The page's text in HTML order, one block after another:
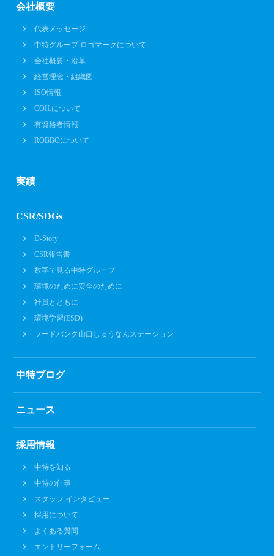
会社概要
代表メッセージ
中特グループ ロゴマークについて
会社概要・沿革
経営理念・組織図
ISO情報
COILについて
有資格者情報
ROBBOについて
実績
CSR/SDGs
D-Story
CSR報告書
数字で見る中特グループ
環境のために安全のために
社員とともに
環境学習(ESD)
フードバンク山口しゅうなんステーション
中特ブログ
ニュース
採用情報
中特を知る
中特の仕事
スタッフ インタビュー
採用について
よくある質問
エントリーフォーム